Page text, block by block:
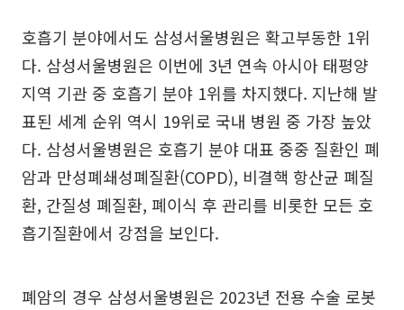
호흡기 분야에서도 삼성서울병원은 확고부동한 1위
다. 삼성서울병원은 이번에 3년 연속 아시아 태평양
지역 기관 중 호흡기 분야 1위를 차지했다. 지난해 발
표된 세계 순위 역시 19위로 국내 병원 중 가장 높았
다. 삼성서울병원은 호흡기 분야 대표 중중 질환인 폐
암과 만성폐쇄성폐질환(COPD), 비결핵 항산균 폐질
환, 간질성 폐질환, 폐이식 후 관리를 비롯한 모든 호
흡기질환에서 강점을 보인다.
폐암의 경우 삼성서울병원은 2023년 전용 수술 로봇